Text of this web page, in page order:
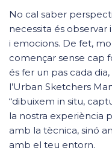
No cal saber
necessita és observar
i emocions. De fet,
començar sense cap
és fer un pas cada
l’Urban Sketchers
“dibuixem in situ,
la nostra experiència
amb la tècnica, sinó
amb el teu entorn.